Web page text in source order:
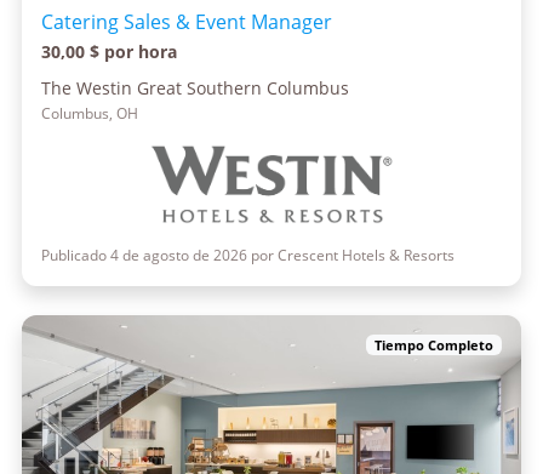
Catering Sales & Event Manager
30,00 $ por hora
The Westin Great Southern Columbus
Columbus, OH
Publicado 4 de agosto de 2026 por Crescent Hotels & Resorts
Tiempo Completo